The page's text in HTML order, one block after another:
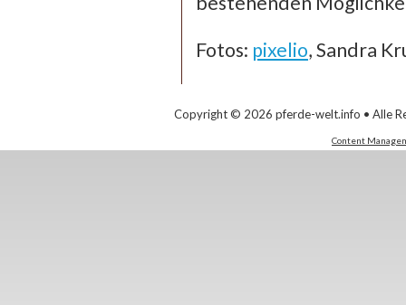
Fotos: pixelio, Sandra
Copyright © 2026 pferde-welt.info • Alle
Content